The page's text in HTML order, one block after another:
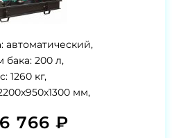
автоматический,
бака: 200 л,
1260 кг,
мм,
766 ₽